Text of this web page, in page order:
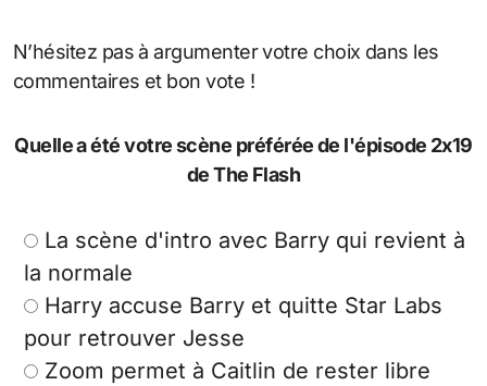
N’hésitez pas à argumenter votre choix dans les
commentaires et bon vote !
Quelle a été votre scène préférée de l'épisode 2x19
de The Flash
La scène d'intro avec Barry qui revient à
la normale
Harry accuse Barry et quitte Star Labs
pour retrouver Jesse
Zoom permet à Caitlin de rester libre